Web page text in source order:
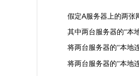
假定A服务器上的两张
其中两台服务器的“本
将两台服务器的“本地
将两台服务器的“本地